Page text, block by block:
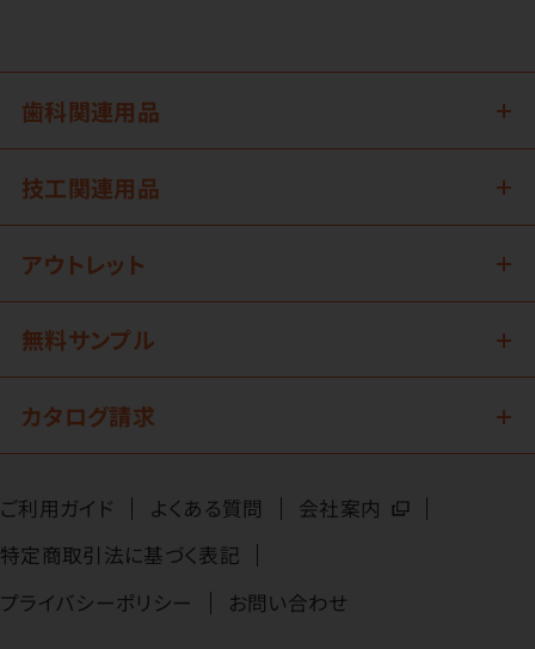
歯科関連用品
技工関連用品
アウトレット
無料サンプル
カタログ請求
ご利用ガイド よくある質問
会社案内
特定商取引法に基づく表記
プライバシーポリシー
お問い合わせ